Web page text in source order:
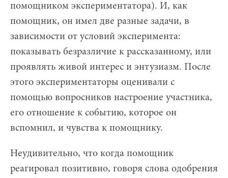
помощником экспериментатора). И, как
помощник, он имел две разные задачи, в
зависимости от условий эксперимента:
показывать безразличие к рассказанному, или
проявлять живой интерес и энтузиазм. После
этого экспериментаторы оценивали с
помощью вопросников настроение участника,
его отношение к событию, которое он
вспомнил, и чувства к помощнику.
Неудивительно, что когда помощник
реагировал позитивно, говоря слова одобрения